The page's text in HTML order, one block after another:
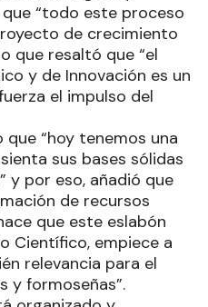
“todo este proceso
de crecimiento
que resaltó que “el
y de Innovación es un
el impulso del
“hoy tenemos una
sus bases sólidas
y por eso, añadió que
de recursos
que este eslabón
Científico, empiece a
relevancia para el
y formoseñas”.